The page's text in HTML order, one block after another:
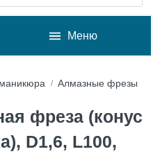
Меню
Алмазные фрезы
фреза (конус
D1,6, L100,